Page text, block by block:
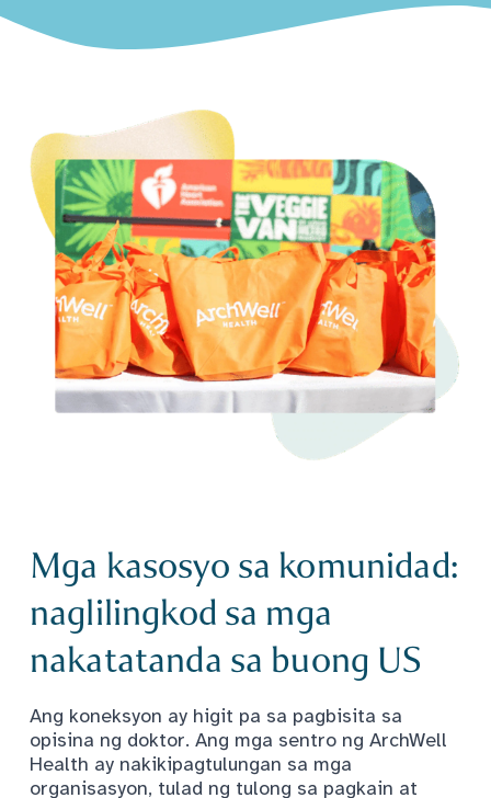
Mga kasosyo sa komunidad:
naglilingkod sa mga
nakatatanda sa buong US
Ang koneksyon ay higit pa sa pagbisita sa
opisina ng doktor. Ang mga sentro ng ArchWell
Health ay nakikipagtulungan sa mga
organisasyon, tulad ng tulong sa pagkain at